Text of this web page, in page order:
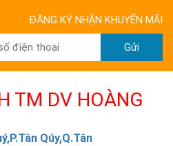
ĐĂNG KÝ NHẬN KHUYẾN MÃI
Gửi
TM DV HOÀNG
Qúy,Q.Tân